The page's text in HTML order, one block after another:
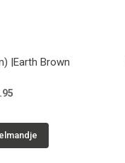
|Earth Brown